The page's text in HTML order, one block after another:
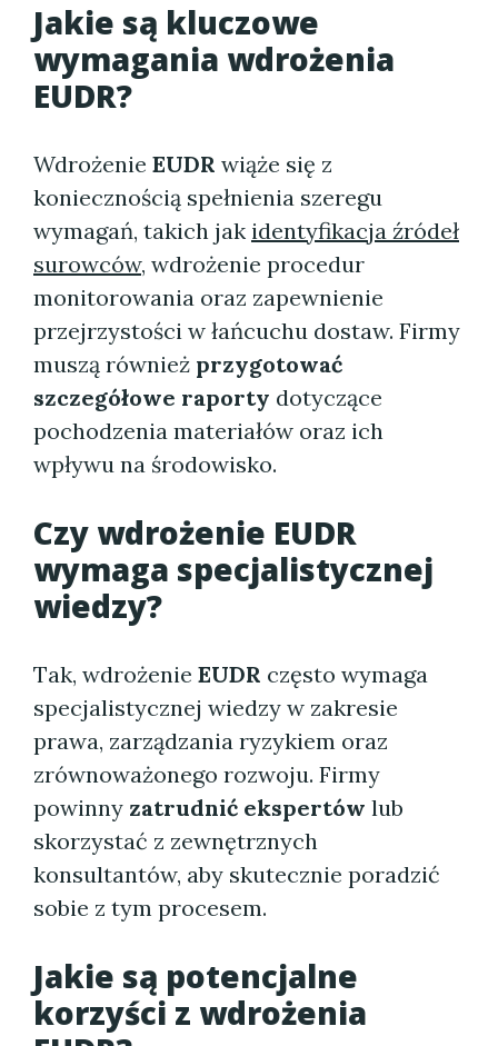
Jakie są kluczowe
wymagania wdrożenia
EUDR?
Wdrożenie EUDR wiąże się z
koniecznością spełnienia szeregu
wymagań, takich jak identyfikacja źródeł
surowców, wdrożenie procedur
monitorowania oraz zapewnienie
przejrzystości w łańcuchu dostaw. Firmy
muszą również przygotować
szczegółowe raporty dotyczące
pochodzenia materiałów oraz ich
wpływu na środowisko.
Czy wdrożenie EUDR
wymaga specjalistycznej
wiedzy?
Tak, wdrożenie EUDR często wymaga
specjalistycznej wiedzy w zakresie
prawa, zarządzania ryzykiem oraz
zrównoważonego rozwoju. Firmy
powinny zatrudnić ekspertów lub
skorzystać z zewnętrznych
konsultantów, aby skutecznie poradzić
sobie z tym procesem.
Jakie są potencjalne
korzyści z wdrożenia